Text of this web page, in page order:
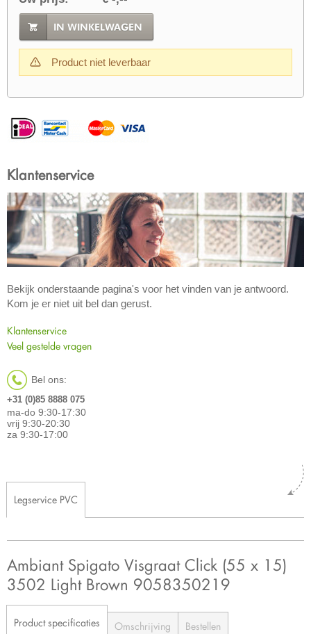
IN WINKELWAGEN
Product niet leverbaar
Klantenservice
Bekijk onderstaande pagina's voor het vinden van je antwoord.
Kom je er niet uit bel dan gerust.
Klantenservice
Veel gestelde vragen
Bel ons:
+31 (0)85 8888 075
ma-do 9:30-17:30
vrij 9:30-20:30
za 9:30-17:00
Legservice PVC
Ambiant Spigato Visgraat Click (55 x 15)
3502 Light Brown 9058350219
Product specificaties Omschrijving Bestellen